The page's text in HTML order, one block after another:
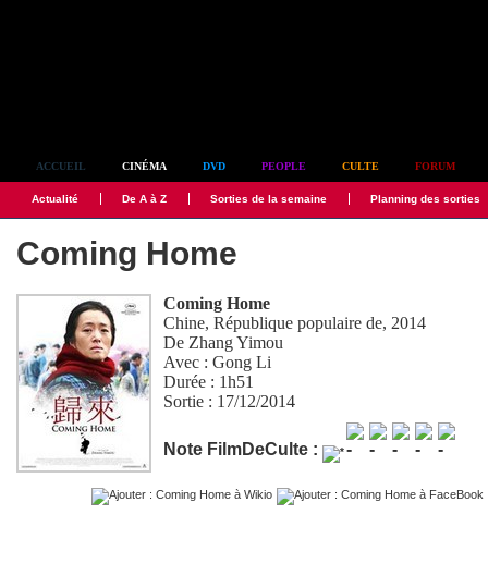
ACCUEIL CINÉMA DVD PEOPLE CULTE FORUM
Actualité De A à Z Sorties de la semaine Planning des sorties
Coming Home
Coming Home
Chine, République populaire de, 2014
De Zhang Yimou
Avec :Gong Li
Durée : 1h51
Sortie : 17/12/2014
Note FilmDeCulte :